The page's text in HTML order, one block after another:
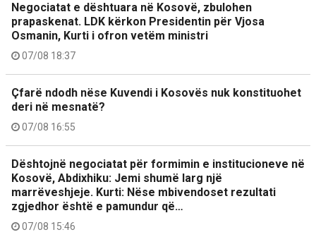
Negociatat e dështuara në Kosovë, zbulohen
prapaskenat. LDK kërkon Presidentin për Vjosa
Osmanin, Kurti i ofron vetëm ministri
07/08 18:37
Çfarë ndodh nëse Kuvendi i Kosovës nuk konstituohet
deri në mesnatë?
07/08 16:55
Dështojnë negociatat për formimin e institucioneve në
Kosovë, Abdixhiku: Jemi shumë larg një
marrëveshjeje. Kurti: Nëse mbivendoset rezultati
zgjedhor është e pamundur që…
07/08 15:46